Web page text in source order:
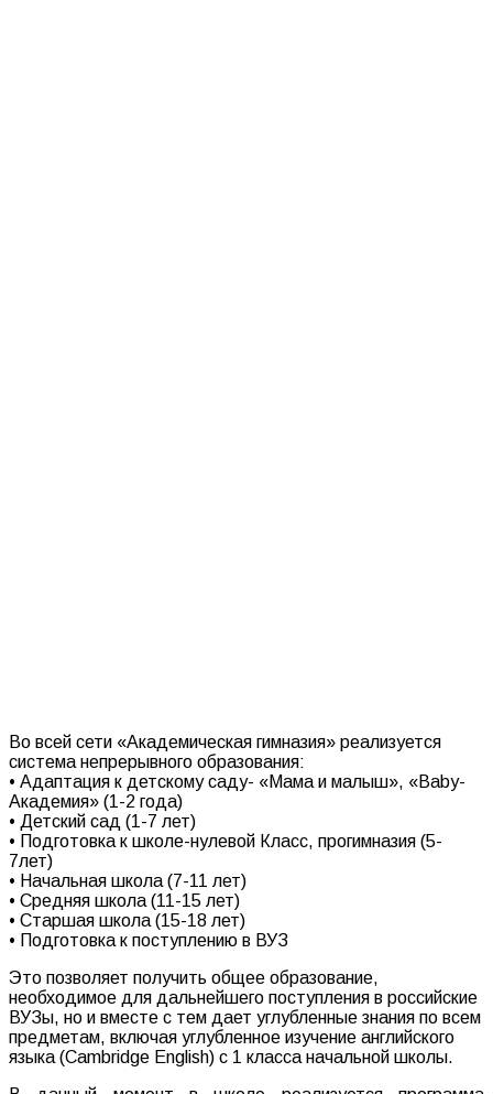
Во всей сети «Академическая гимназия» реализуется
система непрерывного образования:
• Адаптация к детскому саду- «Мама и малыш», «Baby-
Академия» (1-2 года)
• Детский сад (1-7 лет)
• Подготовка к школе-нулевой Класс, прогимназия (5-
7лет)
• Начальная школа (7-11 лет)
• Средняя школа (11-15 лет)
• Старшая школа (15-18 лет)
• Подготовка к поступлению в ВУЗ
Это позволяет получить общее образование,
необходимое для дальнейшего поступления в российские
ВУЗы, но и вместе с тем дает углубленные знания по всем
предметам, включая углубленное изучение английского
языка (Сambridge English) с 1 класса начальной школы.